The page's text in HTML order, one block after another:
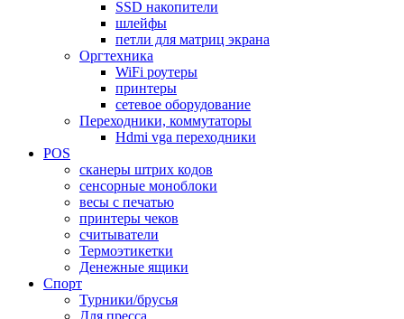
SSD накопители
шлейфы
петли для матриц экрана
Оргтехника
WiFi роутеры
принтеры
сетевое оборудование
Переходники, коммутаторы
Hdmi vga переходники
POS
сканеры штрих кодов
сенсорные моноблоки
весы с печатью
принтеры чеков
считыватели
Термоэтикетки
Денежные ящики
Спорт
Турники/брусья
Для пресса